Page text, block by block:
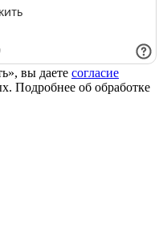
вы даете согласие
Подробнее об обработке